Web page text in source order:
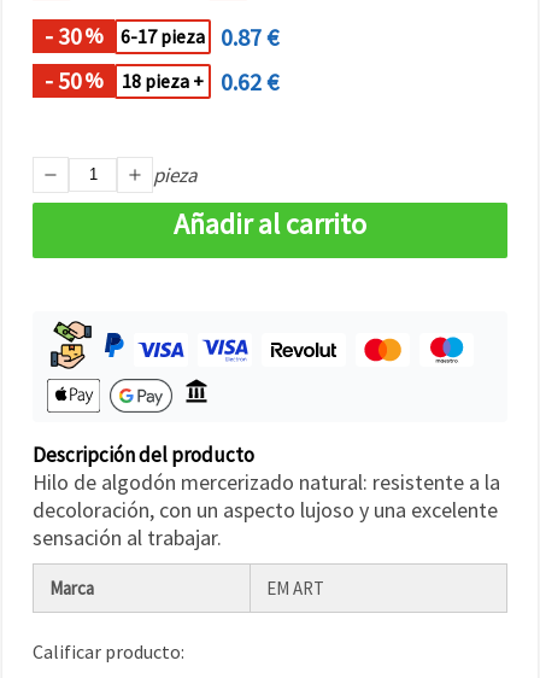
- 30% 6-17 pieza
0.87 €
- 50% 18 pieza + 0.62 €
pieza
Añadir al carrito
Descripción del producto
Hilo de algodón mercerizado natural: resistente a la
decoloración, con un aspecto lujoso y una excelente
sensación al trabajar.
Marca EM ART
Calificar producto: